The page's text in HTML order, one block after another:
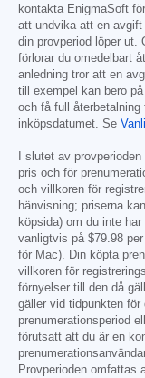
kontakta EnigmaSoft
att undvika att en
din provperiod löper ut.
förlorar du omedelbart
anledning tror att en
till exempel kan bero
och få full
inköpsdatumet. Se
I slutet av
pris och för
och villkoren för
hänvisning; priserna
köpsida) om du inte
vanligtvis på $79.98
för Mac). Din köpta
villkoren för
förnyelser till den då
gäller vid tidpunkten
prenumerationsperiod
förutsatt att du är en
Provperioden omfattas